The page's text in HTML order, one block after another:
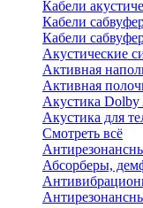
Кабели
Кабели
Кабели
Акустические
Активная
Активная
Акустика Dolby
Акустика для
Смотреть всё
Абсорберы,